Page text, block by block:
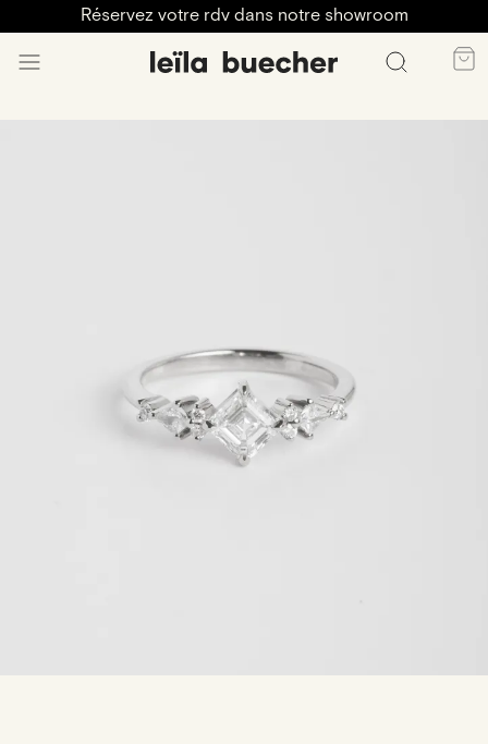
Réservez votre rdv dans notre showroom